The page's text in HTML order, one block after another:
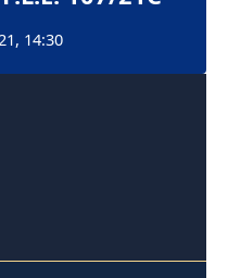
14:30